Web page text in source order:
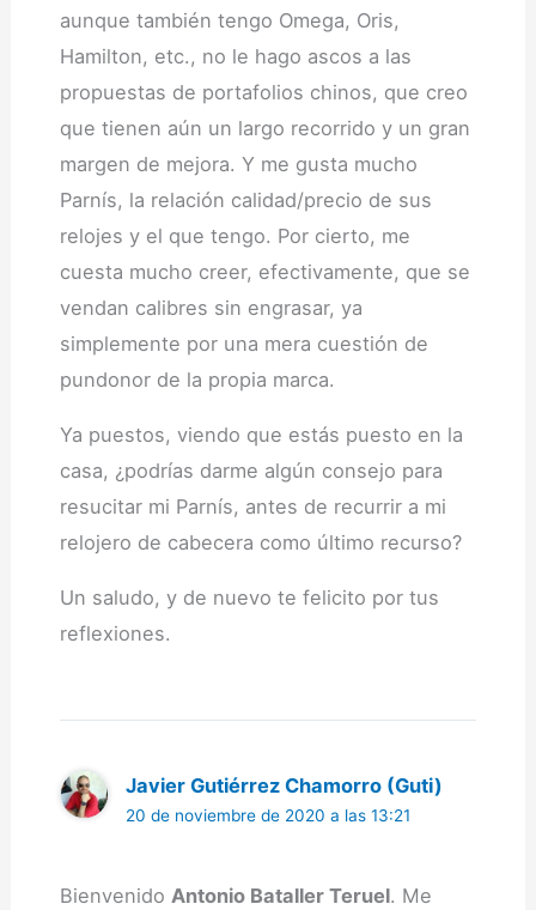
aunque también tengo Omega, Oris,
Hamilton, etc., no le hago ascos a las
propuestas de portafolios chinos, que creo
que tienen aún un largo recorrido y un gran
margen de mejora. Y me gusta mucho
Parnís, la relación calidad/precio de sus
relojes y el que tengo. Por cierto, me
cuesta mucho creer, efectivamente, que se
vendan calibres sin engrasar, ya
simplemente por una mera cuestión de
pundonor de la propia marca.
Ya puestos, viendo que estás puesto en la
casa, ¿podrías darme algún consejo para
resucitar mi Parnís, antes de recurrir a mi
relojero de cabecera como último recurso?
Un saludo, y de nuevo te felicito por tus
reflexiones.
Javier Gutiérrez Chamorro (Guti)
20 de noviembre de 2020 a las 13:21
Bienvenido Antonio Bataller Teruel. Me